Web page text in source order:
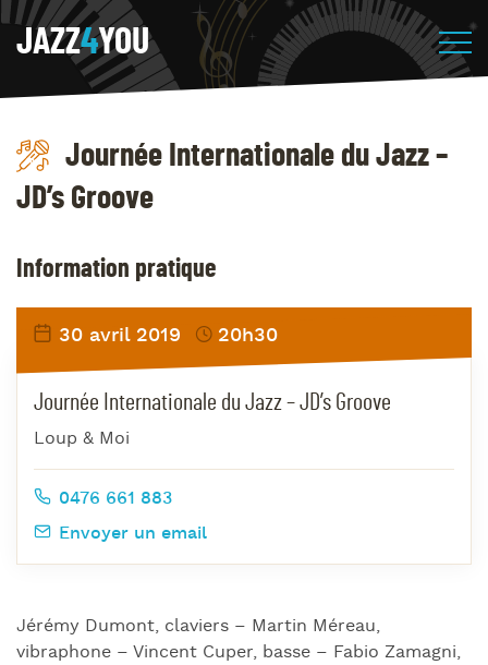
JAZZ4YOU
Journée Internationale du Jazz –
JD’s Groove
Jérémy Dumont, claviers – Martin Méreau,
vibraphone – Vincent Cuper, basse – Fabio Zamagni,
Information pratique
30 avril 2019 20h30
Journée Internationale du Jazz – JD’s Groove
Loup & Moi
0476 661 883
Envoyer un email